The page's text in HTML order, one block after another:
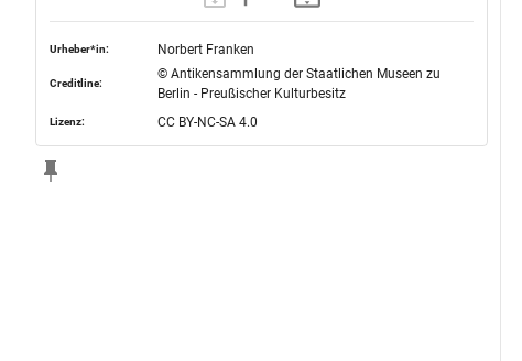
Urheber*in: Norbert Franken
Creditline:
© Antikensammlung der Staatlichen Museen zu
Berlin - Preußischer Kulturbesitz
Lizenz: CC BY-NC-SA 4.0